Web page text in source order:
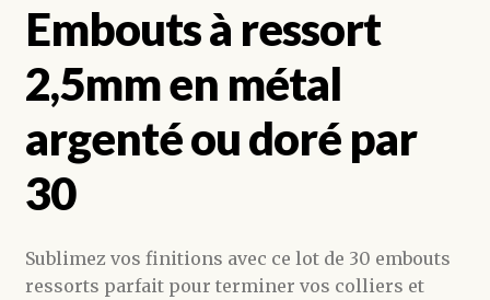
Embouts à ressort
2,5mm en métal
argenté ou doré par
30
Sublimez vos finitions avec ce lot de 30 embouts
ressorts parfait pour terminer vos colliers et